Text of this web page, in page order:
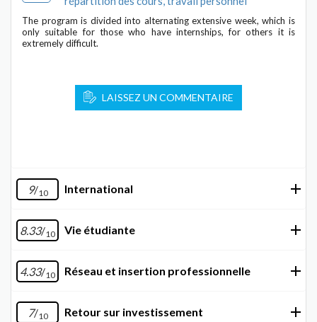
The program is divided into alternating extensive week, which is
only suitable for those who have internships, for others it is
extremely difficult.
LAISSEZ UN COMMENTAIRE
9/10 International
8.33/10 Vie étudiante
4.33/10 Réseau et insertion professionnelle
7/10 Retour sur investissement